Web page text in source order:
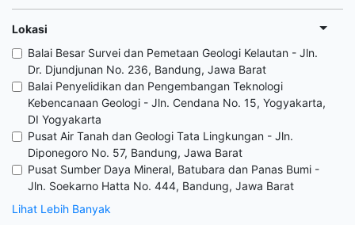
Lokasi
Balai Besar Survei dan Pemetaan Geologi Kelautan - Jln.
Dr. Djundjunan No. 236, Bandung, Jawa Barat
Balai Penyelidikan dan Pengembangan Teknologi
Kebencanaan Geologi - Jln. Cendana No. 15, Yogyakarta,
DI Yogyakarta
Pusat Air Tanah dan Geologi Tata Lingkungan - Jln.
Diponegoro No. 57, Bandung, Jawa Barat
Pusat Sumber Daya Mineral, Batubara dan Panas Bumi -
Jln. Soekarno Hatta No. 444, Bandung, Jawa Barat
Lihat Lebih Banyak